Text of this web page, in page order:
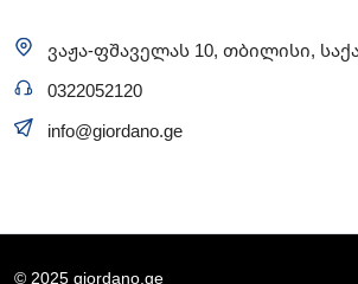
ვაჟა-ფშაველას 10, თბილისი,
0322052120
info@giordano.ge
© 2025 giordano.ge